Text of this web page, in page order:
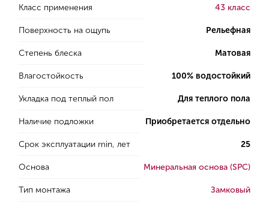
Класс применения 43 класс
Поверхность на ощупь Рельефная
Степень блеска Матовая
Влагостойкость 100% водостойкий
Укладка под теплый пол Для теплого пола
Наличие подложки Приобретается отдельно
Срок эксплуатации min, лет 25
Основа Минеральная основа (SPC)
Тип монтажа Замковый